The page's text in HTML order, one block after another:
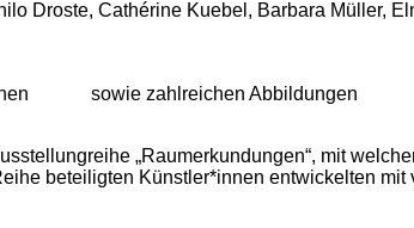
Droste, Cathérine Kuebel, Barbara Müller,
sowie zahlreichen Abbildungen
„Raumerkundungen“, mit
beteiligten Künstler*innen entwickelten